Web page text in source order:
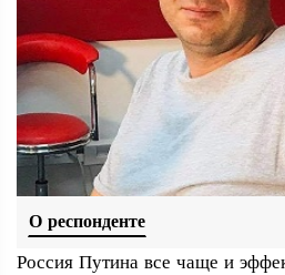
О респонденте
Россия Путина все чаще и